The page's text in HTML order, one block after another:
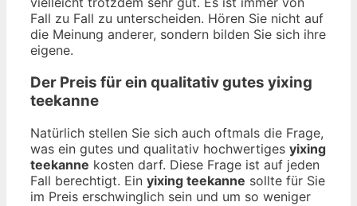
Fall zu Fall zu unterscheiden. Hören Sie nicht auf
die Meinung anderer, sondern bilden Sie sich ihre
eigene.
Der Preis für ein qualitativ gutes yixing
teekanne
Natürlich stellen Sie sich auch oftmals die Frage,
was ein gutes und qualitativ hochwertiges yixing
teekanne kosten darf. Diese Frage ist auf jeden
Fall berechtigt. Ein yixing teekanne sollte für Sie
im Preis erschwinglich sein und um so weniger